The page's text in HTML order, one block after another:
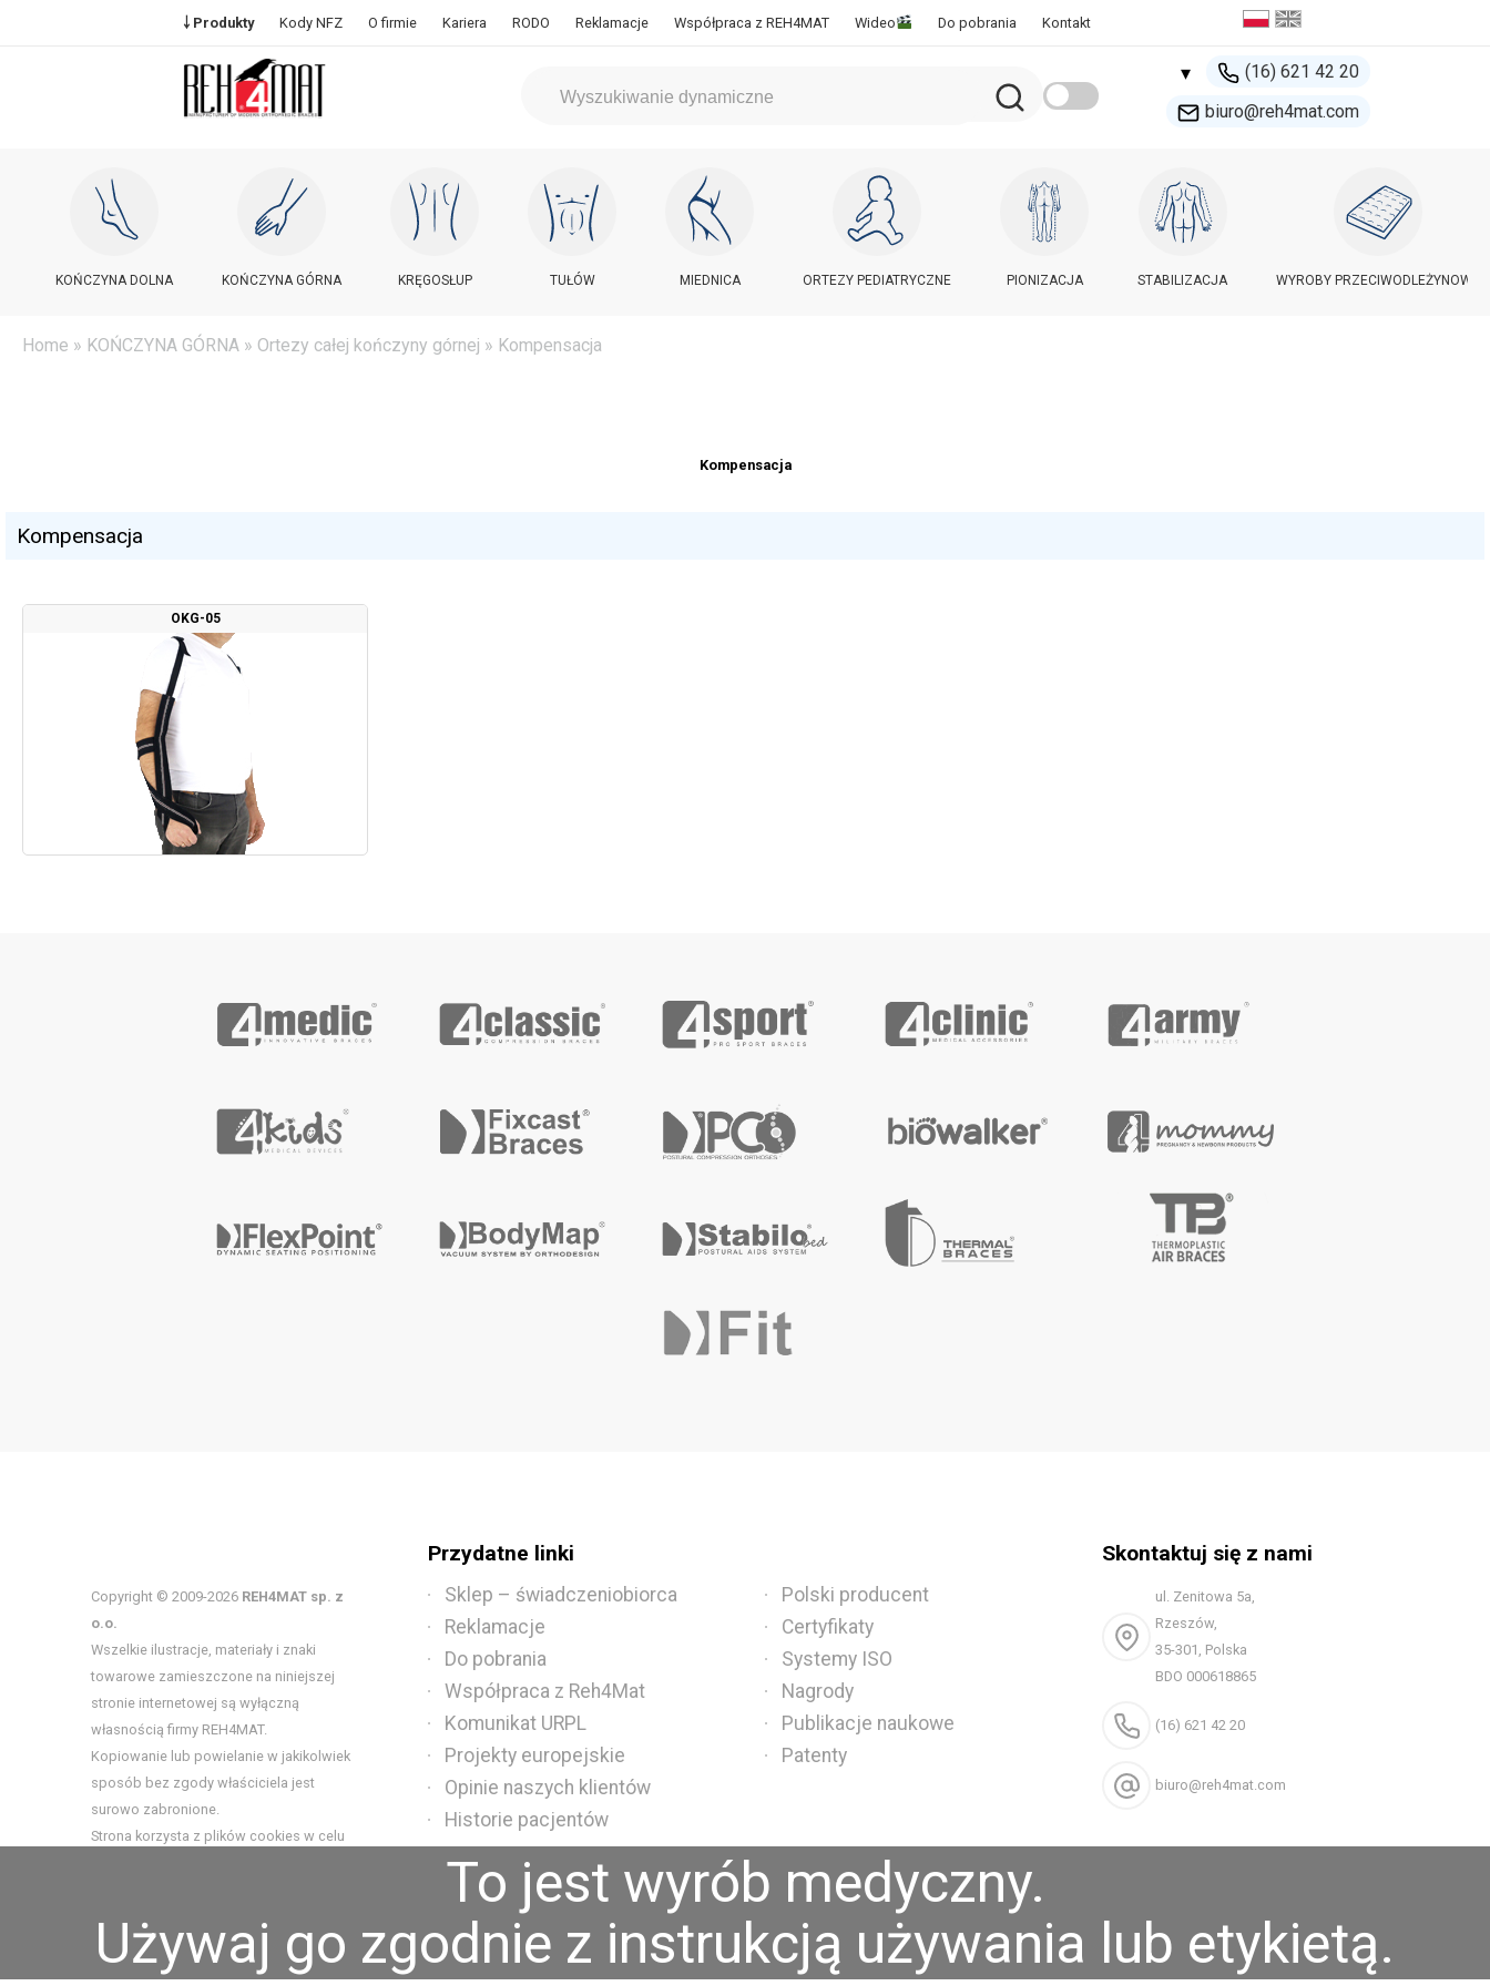
￬ Produkty Kody NFZ O firmie Kariera RODO Reklamacje Współpraca z REH4MAT Wideo Do pobrania Kontakt
▾
(16) 621 42 20
biuro@reh4mat.com
handel@reh4mat.com
KOŃCZYNA DOLNA KOŃCZYNA GÓRNA KRĘGOSŁUP TUŁÓW MIEDNICA ORTEZY PEDIATRYCZNE PIONIZACJA STABILIZACJA WYROBY PRZECIWODLEŻYNOWE
Home » KOŃCZYNA GÓRNA » Ortezy całej kończyny górnej » Kompensacja
Kompensacja
Kompensacja
OKG-05
Copyright © 2009-2026 REH4MAT sp. z
o.o.
Wszelkie ilustracje, materiały i znaki
towarowe zamieszczone na niniejszej
stronie internetowej są wyłączną
własnością firmy REH4MAT.
Kopiowanie lub powielanie w jakikolwiek
sposób bez zgody właściciela jest
surowo zabronione.
Strona korzysta z plików cookies w celu
Przydatne linki
Sklep – świadczeniobiorca
Reklamacje
Do pobrania
Współpraca z Reh4Mat
Komunikat URPL
Projekty europejskie
Opinie naszych klientów
Historie pacjentów
Polski producent
Certyfikaty
Systemy ISO
Nagrody
Publikacje naukowe
Patenty
Skontaktuj się z nami
ul. Zenitowa 5a,
Rzeszów,
35-301, Polska
BDO 000618865
(16) 621 42 20
biuro@reh4mat.com
Strona korzysta z plików cookies w celu realizacji usług. Możesz określić warunki przechowywania lub dostępu do plików cookies w Twojej przeglądarce. Akceptuję
To jest wyrób medyczny.
Używaj go zgodnie z instrukcją używania lub etykietą.